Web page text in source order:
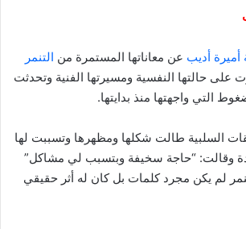
أميرة أديب عن معاناتها المستمرة من التنمر
على حالتها النفسية ومسيرتها الفنية وتحدثت
التي واجهتها منذ بدايتها.
السلبية طالت شكلها ومظهرها وتسببت لها
وقالت: “حاجة سخيفة وبتسبب لي مشاكل”
لم يكن مجرد كلمات بل كان له أثر حقيقي